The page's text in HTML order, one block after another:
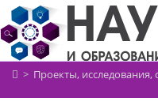
Перейти
к
содержимому
> Проекты, исследования,